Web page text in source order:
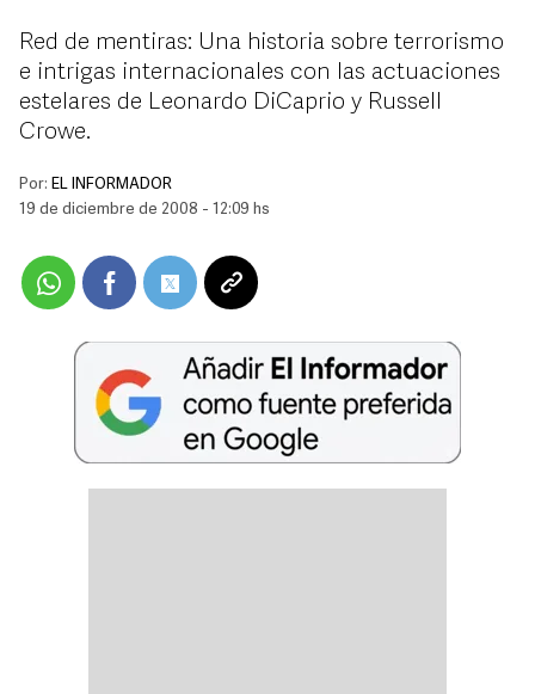
Red de mentiras: Una historia sobre terrorismo
e intrigas internacionales con las actuaciones
estelares de Leonardo DiCaprio y Russell
Crowe.
Por: EL INFORMADOR
19 de diciembre de 2008 - 12:09 hs